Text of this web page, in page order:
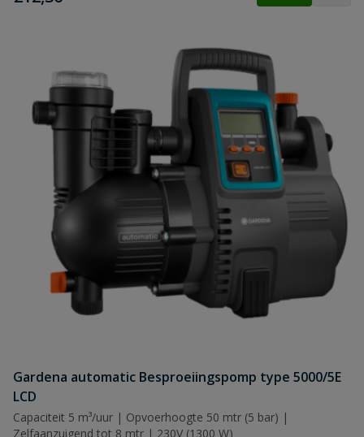
Gardena automatic Besproeiingspomp type 5000/5E
LCD
Capaciteit 5 m³/uur | Opvoerhoogte 50 mtr (5 bar) |
Zelfaanzuigend tot 8 mtr | 230V (1300 W)